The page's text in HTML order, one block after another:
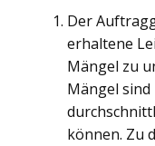
Der
erhaltene
Mängel zu
Mängel sind
können. Zu